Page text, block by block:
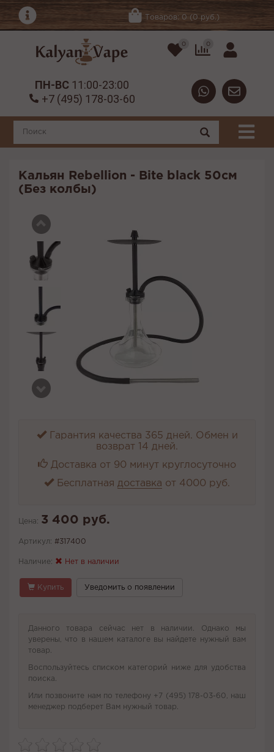
Товаров: 0 (0 руб.)
0 0
ПН-ВС 11:00-23:00
+7 (495) 178-03-60
Кальян Rebellion - Bite black 50см
(Без колбы)
Гарантия качества 365 дней. Обмен и
возврат 14 дней.
Доставка от 90 минут круглосуточно
Бесплатная доставка от 4000 руб.
Цена: 3 400 руб.
Артикул: #317400
Наличие: Нет в наличии
Купить Уведомить о появлении
Данного товара сейчас нет в наличии. Однако мы
уверены, что в нашем каталоге вы найдете нужный вам
товар.
Воспользуйтесь списком категорий ниже для удобства
поиска.
Или позвоните нам по телефону +7 (495) 178-03-60, наш
менеджер подберет Вам нужный товар.